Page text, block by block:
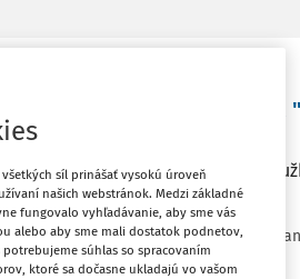
poplatky a úhrady za
poplatky, prípadne príjmy "za
Vydané:19. 11. 2020 / 14 minút
síl prinášať vysokú úroveň
našich webstránok. Medzi základné
fungovalo vyhľadávanie, aby sme vás
alebo aby sme mali dostatok podnetov,
súhlas so spracovaním
ktoré sa dočasne ukladajú vo vašom